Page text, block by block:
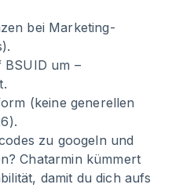
bei Marketing-
BSUID um –
(keine generellen
zu googeln und
Chatarmin kümmert
damit du dich aufs